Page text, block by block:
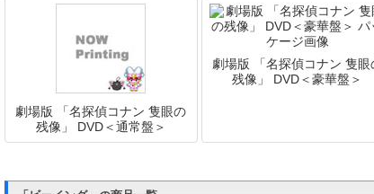
劇場版 「名探偵コナン 隻眼の
残像」 DVD＜通常盤＞
劇場版 「名探偵コナン 隻眼
残像」 DVD＜豪華盤＞